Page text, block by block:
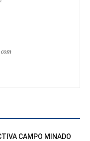
CAMPO MINADO